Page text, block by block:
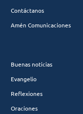
Contáctanos
Amén Comunicaciones
Buenas noticias
Evangelio
Reflexiones
Oraciones